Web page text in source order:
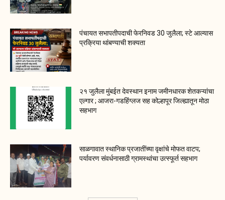
पंचायत सभापतीपदाची फेरनिवड 30 जुलैला; स्टे आल्यास
प्रक्रिया थांबण्याची शक्यता
२१ जुलैला मुंबईत देवस्थान इनाम जमीनधारक शेतकऱ्यांचा
एल्गार ; आजरा-गडहिंग्लज सह कोल्हापूर जिल्ह्यातून मोठा
सहभाग
साळगावात स्थानिक प्रजातींच्या वृक्षांचे मोफत वाटप;
पर्यावरण संवर्धनासाठी ग्रामस्थांचा उत्स्फूर्त सहभाग